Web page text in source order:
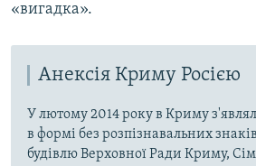
«вигадка».
Анексія Криму Росією
У лютому 2014 року в Криму
в формі без розпізнавальних
будівлю Верховної Ради Криму,